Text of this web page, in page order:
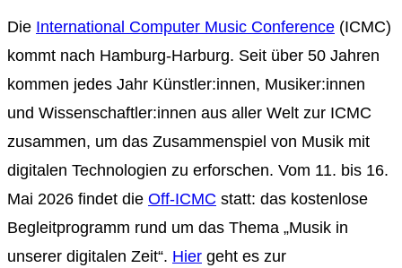
Die International Computer Music Conference (ICMC)
kommt nach Hamburg-Harburg. Seit über 50 Jahren
kommen jedes Jahr Künstler:innen, Musiker:innen
und Wissenschaftler:innen aus aller Welt zur ICMC
zusammen, um das Zusammenspiel von Musik mit
digitalen Technologien zu erforschen. Vom 11. bis 16.
Mai 2026 findet die Off-ICMC statt: das kostenlose
Begleitprogramm rund um das Thema „Musik in
unserer digitalen Zeit“. Hier geht es zur